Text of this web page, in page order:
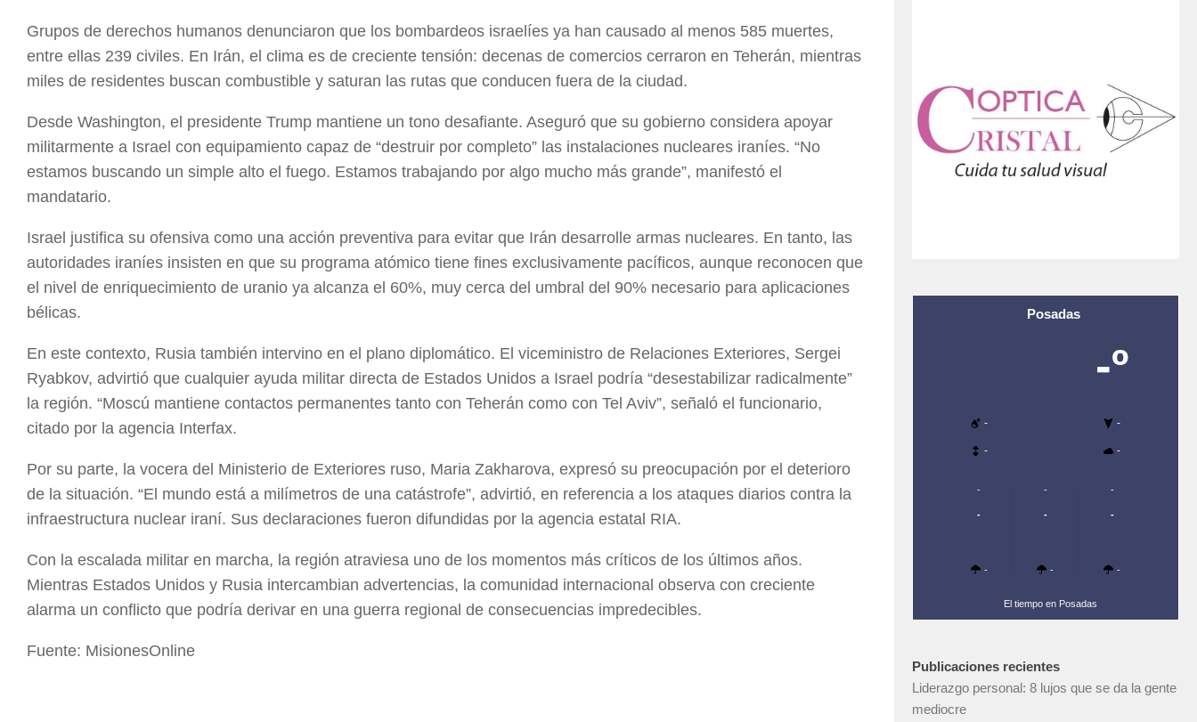
Grupos de derechos humanos denunciaron que los bombardeos israelíes ya han causado al menos 585 muertes,
entre ellas 239 civiles. En Irán, el clima es de creciente tensión: decenas de comercios cerraron en Teherán, mientras
miles de residentes buscan combustible y saturan las rutas que conducen fuera de la ciudad.
Desde Washington, el presidente Trump mantiene un tono desafiante. Aseguró que su gobierno considera apoyar
militarmente a Israel con equipamiento capaz de “destruir por completo” las instalaciones nucleares iraníes. “No
estamos buscando un simple alto el fuego. Estamos trabajando por algo mucho más grande”, manifestó el
mandatario.
Israel justifica su ofensiva como una acción preventiva para evitar que Irán desarrolle armas nucleares. En tanto, las
autoridades iraníes insisten en que su programa atómico tiene fines exclusivamente pacíficos, aunque reconocen que
el nivel de enriquecimiento de uranio ya alcanza el 60%, muy cerca del umbral del 90% necesario para aplicaciones
bélicas.
En este contexto, Rusia también intervino en el plano diplomático. El viceministro de Relaciones Exteriores, Sergei
Ryabkov, advirtió que cualquier ayuda militar directa de Estados Unidos a Israel podría “desestabilizar radicalmente”
la región. “Moscú mantiene contactos permanentes tanto con Teherán como con Tel Aviv”, señaló el funcionario,
citado por la agencia Interfax.
Por su parte, la vocera del Ministerio de Exteriores ruso, Maria Zakharova, expresó su preocupación por el deterioro
de la situación. “El mundo está a milímetros de una catástrofe”, advirtió, en referencia a los ataques diarios contra la
infraestructura nuclear iraní. Sus declaraciones fueron difundidas por la agencia estatal RIA.
Con la escalada militar en marcha, la región atraviesa uno de los momentos más críticos de los últimos años.
Mientras Estados Unidos y Rusia intercambian advertencias, la comunidad internacional observa con creciente
alarma un conflicto que podría derivar en una guerra regional de consecuencias impredecibles.
Fuente: MisionesOnline
Posadas
-º
- -
- -
-
-
-
-
-
-
-
-
-
El tiempo en Posadas
Publicaciones recientes
Liderazgo personal: 8 lujos que se da la gente
mediocre